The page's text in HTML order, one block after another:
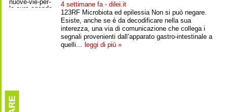
4 settimane fa - dilei.it
123RF Microbiota ed epilessia Non si può negare.
Esiste, anche se è da decodificare nella sua
interezza, una via di comunicazione che collega i
segnali provenienti dall’apparato gastro-intestinale a
quelli... leggi di più »